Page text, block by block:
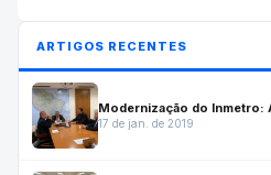
ARTIGOS RECENTES
Modernização do Inmetro:
17 de jan. de 2019